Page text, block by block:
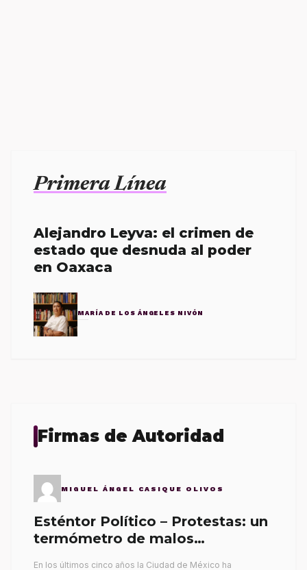
Primera Línea
Alejandro Leyva: el crimen de
estado que desnuda al poder
en Oaxaca
MARÍA DE LOS ÁNGELES NIVÓN
Firmas de Autoridad
MIGUEL ÁNGEL CASIQUE OLIVOS
Esténtor Político – Protestas: un
termómetro de malos
En los últimos cinco años la Ciudad de México ha